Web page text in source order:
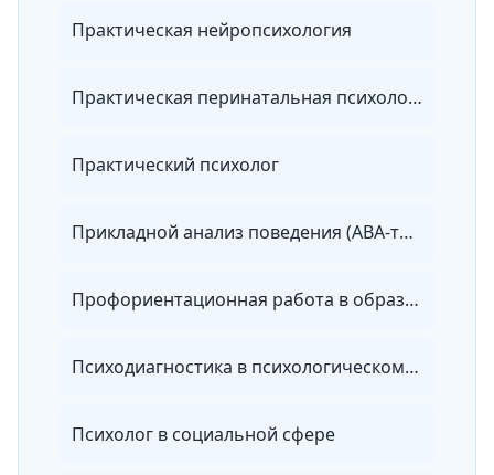
Практическая нейропсихология
Практическая перинатальная психология
Практический психолог
Прикладной анализ поведения (АВА-терапия)
Профориентационная работа в образовательном учреждении
Психодиагностика в психологическом консультировании
Психолог в социальной сфере